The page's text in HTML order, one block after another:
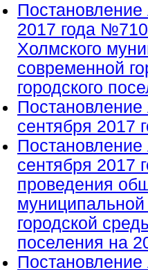
2017 года
Холмского
современной
городского
сентября 2017
сентября 2017
проведения
городской
поселения на